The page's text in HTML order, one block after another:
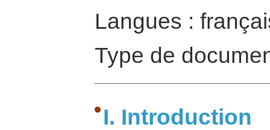
Langues :
Type de
I. Introduction